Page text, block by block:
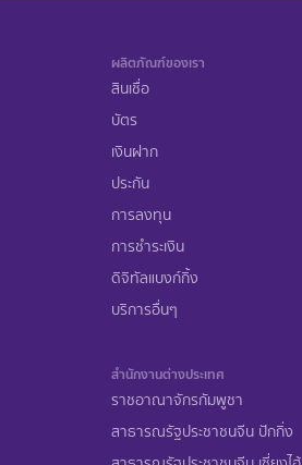
ผลิตภัณฑ์ของเรา
สินเชื่อ
บัตร
เงินฝาก
ประกัน
การลงทุน
การชำระเงิน
ดิจิทัลแบงก์กิ้ง
บริการอื่นๆ
สำนักงานต่างประเทศ
ราชอาณาจักรกัมพูชา
สาธารณรัฐประชาชนจีน ปักกิ่ง